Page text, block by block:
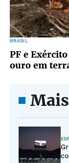
BRASIL
PF e
ouro em